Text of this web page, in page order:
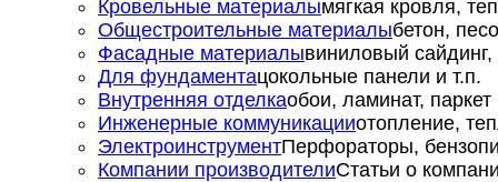
Кровельные материалымягкая кровля,
Общестроительные материалыбетон,
Фасадные материалывиниловый сайдинг,
Для фундаментацокольные панели и т.п.
Внутренняя отделкаобои, ламинат, паркет
Инженерные коммуникацииотопление,
ЭлектроинструментПерфораторы,
Компании производителиСтатьи о